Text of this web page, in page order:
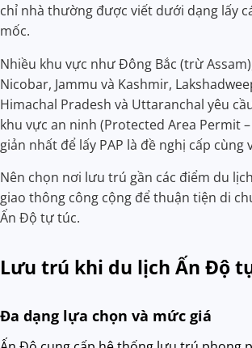
chỉ nhà thường được viết dưới dạng lấy
mốc.
Nhiều khu vực như Đông Bắc (trừ
Nicobar, Jammu và Kashmir,
Himachal Pradesh và Uttaranchal yêu
khu vực an ninh (Protected Area Permit –
giản nhất để lấy PAP là đề nghị cấp cùng
Nên chọn nơi lưu trú gần các điểm du
giao thông công cộng để thuận tiện di
Ấn Độ tự túc.
Lưu trú khi du lịch Ấn Độ
Đa dạng lựa chọn và mức giá